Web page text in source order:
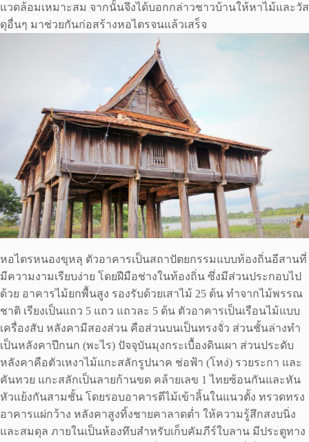
แวดล้อมเหมาะสม จากนั้นจึงได้บอกกล่าวชาวบ้านให้หาไม้และวัส
ดุอื่นๆ มาช่วยกันก่อสร้างหอไตรจนแล้วเสร็จ
หอไตรหนองขุหลุ ตัวอาคารเป็นสถาปัตยกรรมแบบท้องถิ่นอีสานที่
มีความงามเรียบง่าย โดยฝีมือช่างในท้องถิ่น ซึ่งมีส่วนประกอบไป
ด้วย อาคารไม้ยกพื้นสูง รองรับด้วยเสาไม้ 25 ต้น ทำจากไม้พรรณ
ชาติ เรียงเป็นแถว 5 แถว แถวละ 5 ต้น ตัวอาคารเป็นเรือนไม้แบบ
เครื่องสับ หลังคามีสองส่วน คือส่วนบนเป็นทรงจั่ว ส่วนชั้นล่างทำ
เป็นหลังคาปีกนก (พะไร) ปัจจุบันมุงกระเบื้องดินเผา ส่วนประดับ
หลังคาคือตัวเหงาไม้แกะสลักรูปนาค ช่อฟ้า (โหง่) รวยระกา และ
คันทวย แกะสลักเป็นลายก้านขด คล้ายเลข 1 ไทยซ้อนกันและหัน
หัวแย้งกันสามชั้น โดยรอบอาคารตีไม้เข้าลิ้นในแนวตั้ง ทรวดทรง
อาคารแผ่กว้าง หลังคาสูงทิ้งชายคาลาดต่ำ ให้ความรู้สึกสงบนิ่ง
และสมดุล ภายในเป็นห้องทึบสำหรับเก็บคัมภีร์ใบลาน มีประตูทาง